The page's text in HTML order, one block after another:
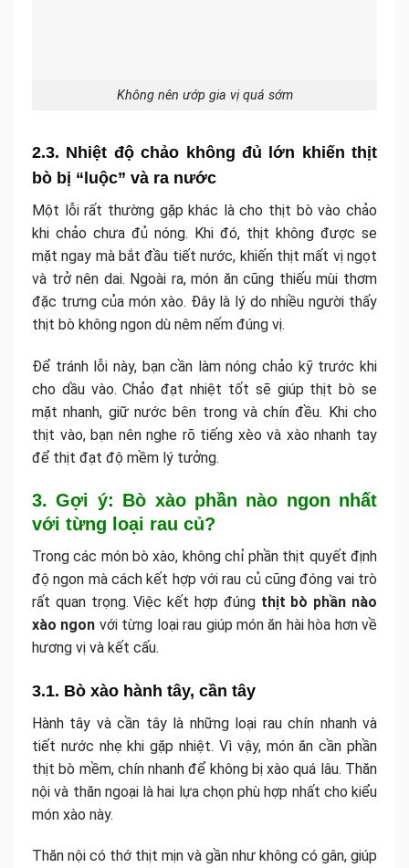
Không nên ướp gia vị quá sớm
2.3. Nhiệt độ chảo không đủ lớn khiến thịt
bò bị “luộc” và ra nước
Một lỗi rất thường gặp khác là cho thịt bò vào chảo
khi chảo chưa đủ nóng. Khi đó, thịt không được se
mặt ngay mà bắt đầu tiết nước, khiến thịt mất vị ngọt
và trở nên dai. Ngoài ra, món ăn cũng thiếu mùi thơm
đặc trưng của món xào. Đây là lý do nhiều người thấy
thịt bò không ngon dù nêm nếm đúng vị.
Để tránh lỗi này, bạn cần làm nóng chảo kỹ trước khi
cho dầu vào. Chảo đạt nhiệt tốt sẽ giúp thịt bò se
mặt nhanh, giữ nước bên trong và chín đều. Khi cho
thịt vào, bạn nên nghe rõ tiếng xèo và xào nhanh tay
để thịt đạt độ mềm lý tưởng.
3. Gợi ý: Bò xào phần nào ngon nhất
với từng loại rau củ?
Trong các món bò xào, không chỉ phần thịt quyết định
độ ngon mà cách kết hợp với rau củ cũng đóng vai trò
rất quan trọng. Việc kết hợp đúng thịt bò phần nào
xào ngon với từng loại rau giúp món ăn hài hòa hơn về
hương vị và kết cấu.
3.1. Bò xào hành tây, cần tây
Hành tây và cần tây là những loại rau chín nhanh và
tiết nước nhẹ khi gặp nhiệt. Vì vậy, món ăn cần phần
thịt bò mềm, chín nhanh để không bị xào quá lâu. Thăn
nội và thăn ngoại là hai lựa chọn phù hợp nhất cho kiểu
món xào này.
Thăn nội có thớ thịt mịn và gần như không có gân, giúp